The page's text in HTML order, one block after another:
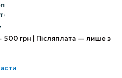
500 грн | Післяплата — лише з